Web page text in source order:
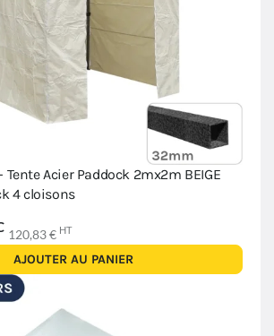
Acier Paddock 2mx2m BEIGE
4 cloisons
120,83 € HT
AJOUTER AU PANIER